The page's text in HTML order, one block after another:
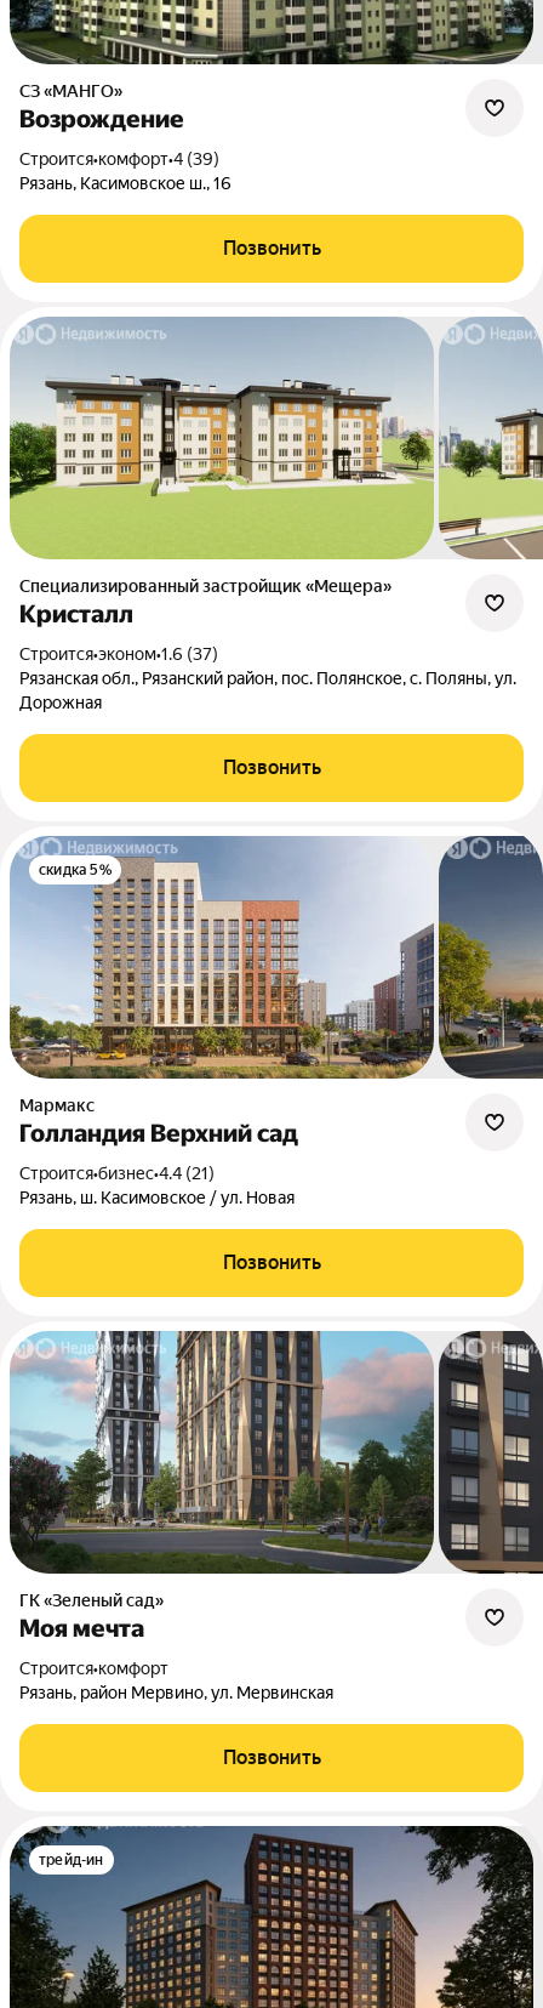
СЗ «МАНГО»
Возрождение
Строится•комфорт•4 (39)
Рязань, Касимовское ш., 16
Позвонить
Специализированный застройщик «Мещера»
Кристалл
Строится•эконом•1.6 (37)
Рязанская обл., Рязанский район, пос. Полянское, с. Поляны, ул.
Дорожная
Позвонить
скидка 5%
Мармакс
Голландия Верхний сад
Строится•бизнес•4.4 (21)
Рязань, ш. Касимовское / ул. Новая
Позвонить
ГК «Зеленый сад»
Моя мечта
Строится•комфорт
Рязань, район Мервино, ул. Мервинская
Позвонить
трейд-ин